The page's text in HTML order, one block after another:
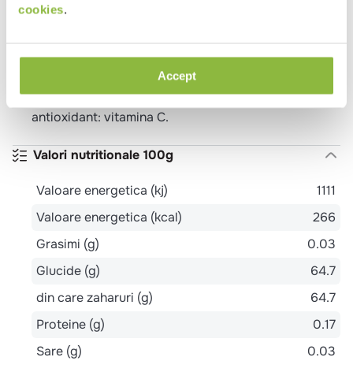
cookies.
Accept
Ingrediente
de ingrosare: faina de guar, pectine; extract de
morcov si dovleac, arome, conservanti: E202, E211;
antioxidant: vitamina C.
Valori nutritionale 100g
Valoare energetica (kj)
1111
Valoare energetica (kcal)
266
Grasimi (g)
0.03
Glucide (g)
64.7
din care zaharuri (g)
64.7
Proteine (g)
0.17
Sare (g)
0.03